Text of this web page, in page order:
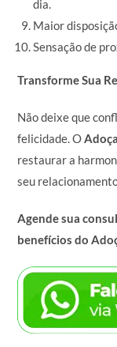
dia.
Maior
Sensação de
Transforme Sua
Não deixe que
felicidade. O
restaurar a
seu
Agende sua
benefícios do